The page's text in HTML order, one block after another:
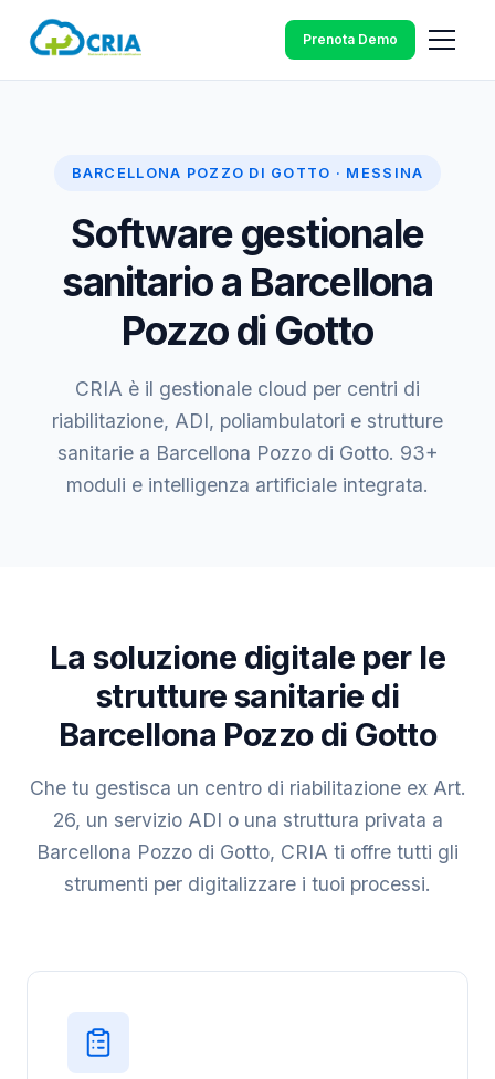
Prenota Demo
BARCELLONA POZZO DI GOTTO · MESSINA
Software gestionale
sanitario a Barcellona
Pozzo di Gotto
CRIA è il gestionale cloud per centri di
riabilitazione, ADI, poliambulatori e strutture
sanitarie a Barcellona Pozzo di Gotto. 93+
moduli e intelligenza artificiale integrata.
La soluzione digitale per le
strutture sanitarie di
Barcellona Pozzo di Gotto
Che tu gestisca un centro di riabilitazione ex Art.
26, un servizio ADI o una struttura privata a
Barcellona Pozzo di Gotto, CRIA ti offre tutti gli
strumenti per digitalizzare i tuoi processi.